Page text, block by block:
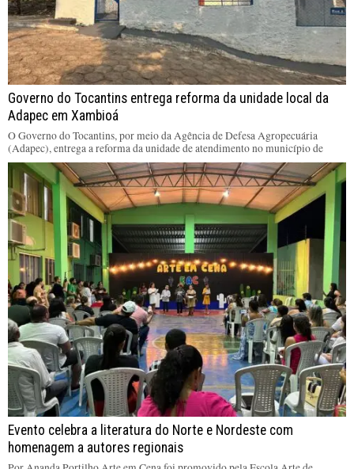
Governo do Tocantins entrega reforma da unidade local da
Adapec em Xambioá
O Governo do Tocantins, por meio da Agência de Defesa Agropecuária
(Adapec), entrega a reforma da unidade de atendimento no município de
Evento celebra a literatura do Norte e Nordeste com
homenagem a autores regionais